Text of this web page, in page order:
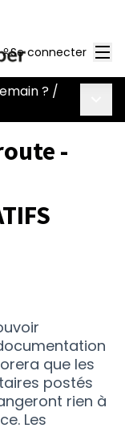
Se connecter
? /
-
que les
postés
rien à
Les